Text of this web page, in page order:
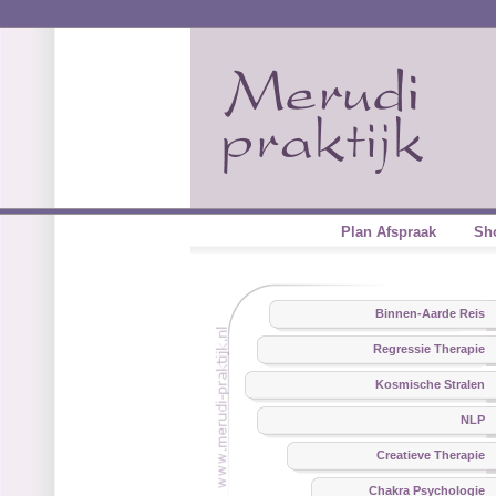
Plan Afspraak
Binnen-Aarde Reis
Regressie Therapie
Kosmische Stralen
NLP
Creatieve Therapie
Chakra Psychologie